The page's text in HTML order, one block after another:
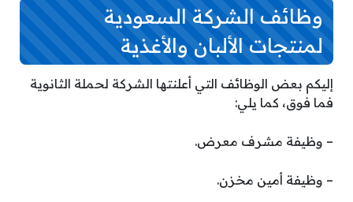
وظائف الشركة السعودية
لمنتجات الألبان والأغذية
إليكم بعض الوظائف التي أعلنتها الشركة لحملة الثانوية
فما فوق، كما يلي:
– وظيفة مشرف معرض.
– وظيفة أمين مخزن.